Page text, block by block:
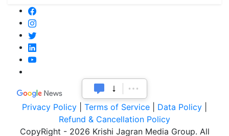
Privacy Policy Terms of Service Data Policy
Refund & Cancellation Policy
CopyRight - 2026 Krishi Jagran Media Group. All